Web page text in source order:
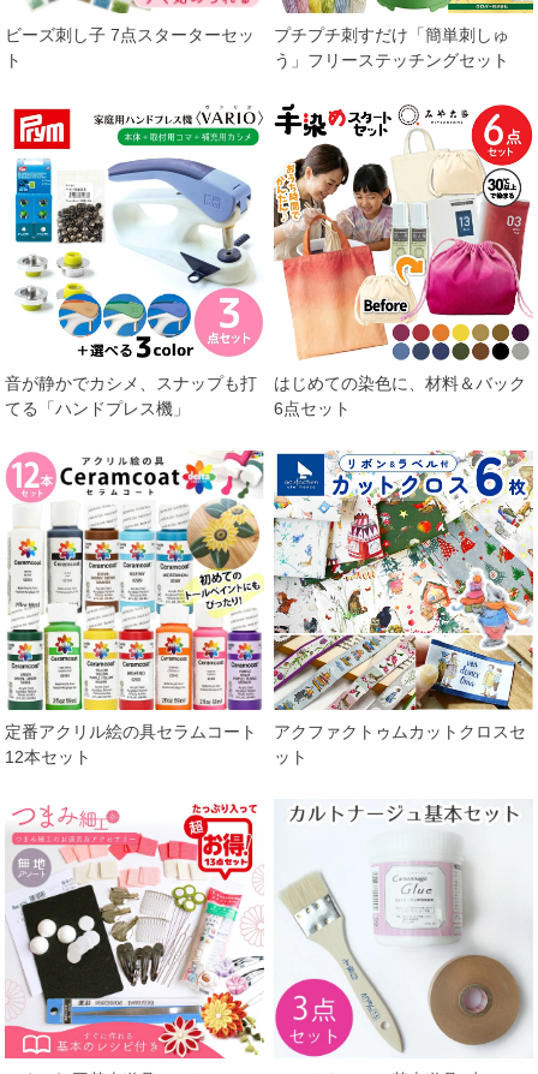
ビーズ刺し子 7点スターターセッ
ト
プチプチ刺すだけ「簡単刺しゅ
う」フリーステッチングセット
音が静かでカシメ、スナップも打
てる「ハンドプレス機」
はじめての染色に、材料＆バック
6点セット
定番アクリル絵の具セラムコート
12本セット
アクファクトゥムカットクロスセ
ット